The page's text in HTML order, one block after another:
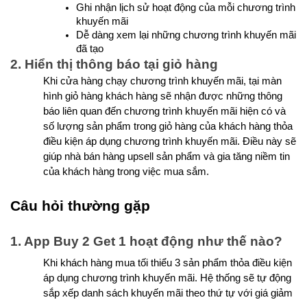
Ghi nhận lịch sử hoạt động của mỗi chương trình
khuyến mãi
Dễ dàng xem lại những chương trình khuyến mãi
đã tạo
2. Hiển thị thông báo tại giỏ hàng
Khi cửa hàng chạy chương trình khuyến mãi, tại màn
hình giỏ hàng khách hàng sẽ nhận được những thông
báo liên quan đến chương trình khuyến mãi hiện có và
số lượng sản phẩm trong giỏ hàng của khách hàng thỏa
điều kiện áp dụng chương trình khuyến mãi. Điều này sẽ
giúp nhà bán hàng upsell sản phẩm và gia tăng niềm tin
của khách hàng trong việc mua sắm.
Câu hỏi thường gặp
1. App Buy 2 Get 1 hoạt động như thế nào?
Khi khách hàng mua tối thiểu 3 sản phẩm thỏa điều kiện
áp dụng chương trình khuyến mãi. Hệ thống sẽ tự động
sắp xếp danh sách khuyến mãi theo thứ tự với giá giảm